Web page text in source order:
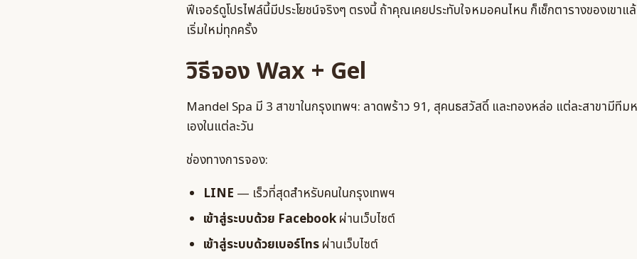
ฟีเจอร์ดูโปรไฟล์นี้มีประโยชน์จริงๆ ตรงนี้ ถ้าคุณเคยประทับใจหมอคนไหน ก็เช็กตารางของเขาแ
เริ่มใหม่ทุกครั้ง
วิธีจอง Wax + Gel
Mandel Spa มี 3 สาขาในกรุงเทพฯ: ลาดพร้าว 91, สุคนธสวัสดิ์ และทองหล่อ แต่ละสาขามีทีม
เองในแต่ละวัน
ช่องทางการจอง:
LINE — เร็วที่สุดสำหรับคนในกรุงเทพฯ
เข้าสู่ระบบด้วย Facebookผ่านเว็บไซต์
เข้าสู่ระบบด้วยเบอร์โทรผ่านเว็บไซต์